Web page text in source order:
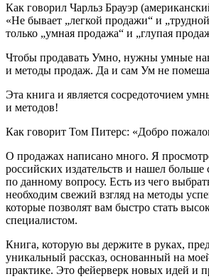
Как говорил Чарльз Брауэр (америк
«Не бывает „легкой продажи“ и
только „умная продажа“ и „глупая
Чтобы продавать Умно, нужны умные
и методы продаж. Да и сам Ум не
Эта книга и является сосредоточием
и методов!
Как говорит Том Питерс: «Добро
О продажах написано много. Я
российских издательств и нашел больше
по данному вопросу. Есть из чего
необходим свежий взгляд на методы
которые позволят вам быстро стать
специалистом.
Книга, которую вы держите в руках,
уникальный рассказ, основанный на
практике. Это фейерверк новых идей и